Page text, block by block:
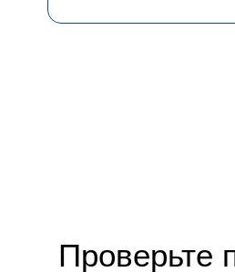
Проверьте